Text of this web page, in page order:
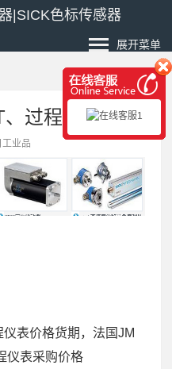
|SICK色标传感器
展开菜单
过程仪表尺寸
工业品
表价格货期，法国JM
仪表采购价格